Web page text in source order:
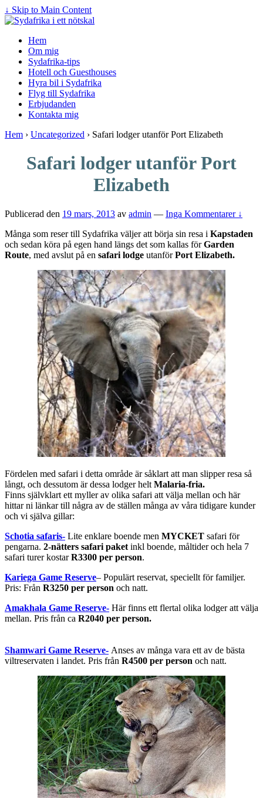
↓ Skip to Main Content
Hem
Om mig
Sydafrika-tips
Hotell och Guesthouses
Hyra bil i Sydafrika
Flyg till Sydafrika
Erbjudanden
Kontakta mig
Hem › Uncategorized › Safari lodger utanför Port Elizabeth
Safari lodger utanför Port
Elizabeth
Publicerad den 19 mars, 2013 av admin — Inga Kommentarer ↓
Många som reser till Sydafrika väljer att börja sin resa i Kapstaden
och sedan köra på egen hand längs det som kallas förGarden
Route, med avslut på en safari lodge utanförPort Elizabeth.
Fördelen med safari i detta område är såklart att man slipper resa så
långt, och dessutom är dessa lodger helt Malaria-fria.
Finns självklart ett myller av olika safari att välja mellan och här
hittar ni länkar till några av de ställen många av våra tidigare kunder
och vi själva gillar:
Schotia safaris- Lite enklare boende men MYCKET safari för
pengarna. 2-nätters safari paket inkl boende, måltider och hela 7
safari turer kostarR3300 per person.
Kariega Game Reserve– Populärt reservat, speciellt för familjer.
Pris: Från R3250 per person och natt.
Amakhala Game Reserve- Här finns ett flertal olika lodger att välja
mellan. Pris från ca R2040 per person.
Shamwari Game Reserve- Anses av många vara ett av de bästa
viltreservaten i landet. Pris från R4500 per person och natt.